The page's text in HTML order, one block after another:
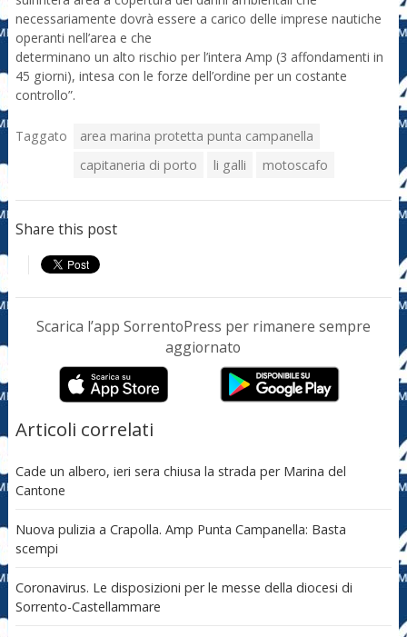
necessariamente dovrà essere a carico delle imprese nautiche
operanti nell’area e che
determinano un alto rischio per l’intera Amp (3 affondamenti in
45 giorni), intesa con le forze dell’ordine per un costante
controllo”.
Taggato
area marina protetta punta campanella
capitaneria di porto
li galli motoscafo
Share this post
Scarica l’app SorrentoPress per rimanere sempre
aggiornato
Articoli correlati
Cade un albero, ieri sera chiusa la strada per Marina del
Cantone
Nuova pulizia a Crapolla. Amp Punta Campanella: Basta
scempi
Coronavirus. Le disposizioni per le messe della diocesi di
Sorrento-Castellammare